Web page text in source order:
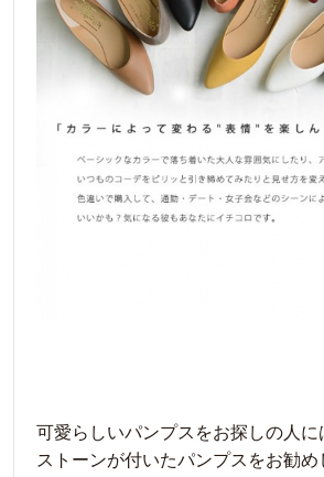
可愛らしいパンプスをお探しの人
ストーンが付いたパンプスをお勧め